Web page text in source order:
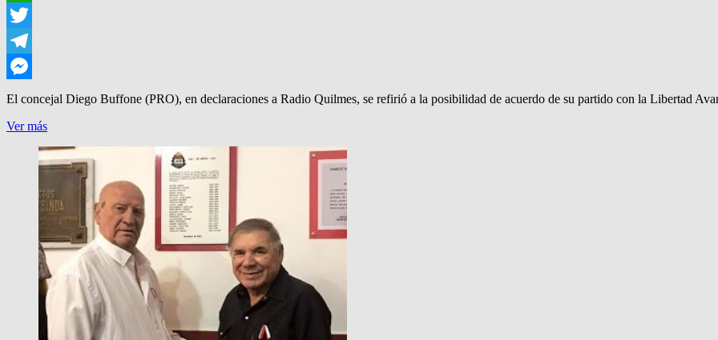
WhatsApp
Twitter
Telegram
Messenger
El concejal Diego Buffone (PRO), en declaraciones a Radio Quilmes, se refirió a la posibilidad de acuerdo de su partido con la Libertad
Ver másEL
ACUERDA
CON
UCR
Y
ARI,
NO